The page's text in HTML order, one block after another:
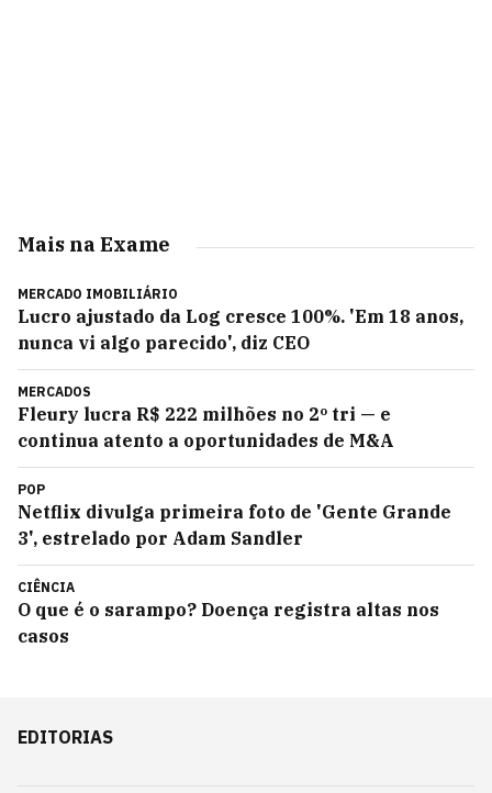
Mais na Exame
MERCADO IMOBILIÁRIO
Lucro ajustado da Log cresce 100%. 'Em 18 anos,
nunca vi algo parecido', diz CEO
MERCADOS
Fleury lucra R$ 222 milhões no 2º tri — e
continua atento a oportunidades de M&A
POP
Netflix divulga primeira foto de 'Gente Grande
3', estrelado por Adam Sandler
CIÊNCIA
O que é o sarampo? Doença registra altas nos
casos
EDITORIAS